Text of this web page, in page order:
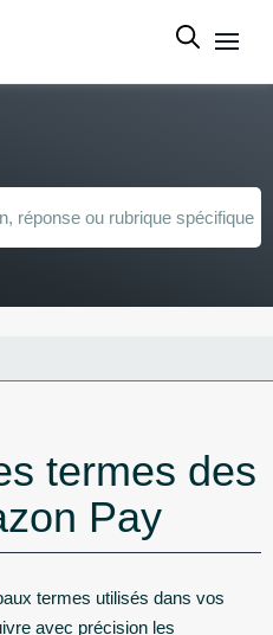
termes des
Pay
termes utilisés dans vos
avec précision les